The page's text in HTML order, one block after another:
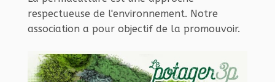
respectueuse de l'environnement. Notre
association a pour objectif de la promouvoir.